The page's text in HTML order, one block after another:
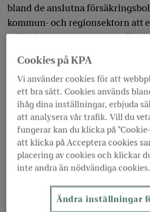
bland de anslutna
kommun- och regionsektorn att
möjligheten att pausa samt
utbetalningar av tjänstepension.
perioden 1 januari till 31 augusti
närmare 500 kunder att pausa
sin utbetalning.
KPA Pension har drygt 200 000
premiebestämd försäkring under
297 kunder valde att pausa sin
med det förväntade antalet. Av
kvinnor, vilket speglar den generella
könsfördelningen bland KPA
Syftet med att kunna pausa sin
Cookies på KPA
Vi använder cookies för att
ett bra sätt. Cookies används
ihåg dina inställningar, erbjuda
att analysera vår trafik. Vill du
fungerar kan du klicka på
att klicka på Acceptera cookies
placering av cookies och klickar
inte andra än nödvändiga cookies.
Ändra inställningar